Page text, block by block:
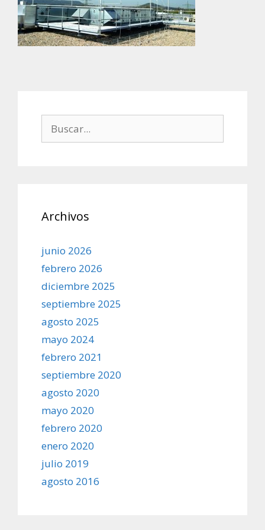
Archivos
junio 2026
febrero 2026
diciembre 2025
septiembre 2025
agosto 2025
mayo 2024
febrero 2021
septiembre 2020
agosto 2020
mayo 2020
febrero 2020
enero 2020
julio 2019
agosto 2016